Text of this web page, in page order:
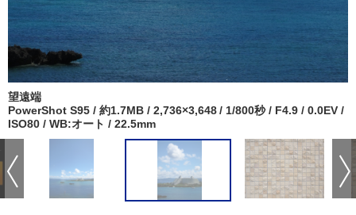
望遠端
PowerShot S95 / 約1.7MB / 2,736×3,648 / 1/800秒 / F4.9 / 0.0EV /
ISO80 / WB:オート / 22.5mm